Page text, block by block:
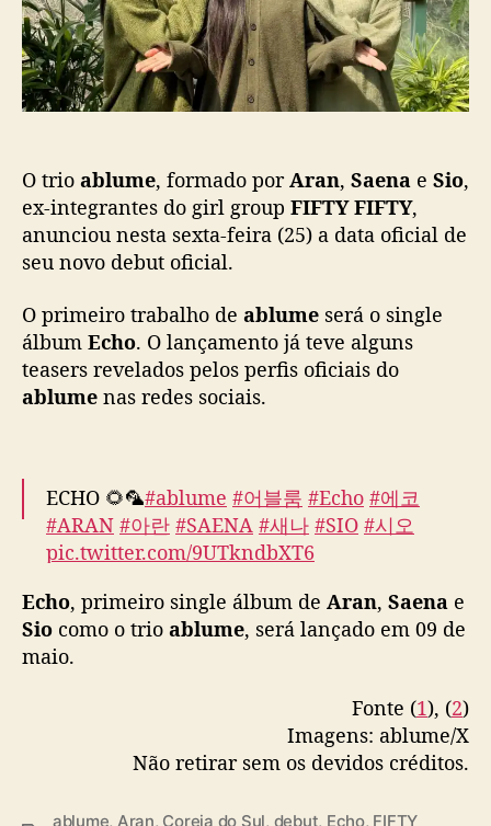
c
a
ç
ã
A
r
a
n
e
n
a
o
(
e
F
T
Y
F
T
n
u
O trio ablume, formado porAran, Saena e Sio,
ex-integrantes do girl group FIFTY FIFTY,
anunciou nesta sexta-feira (25) a data oficial de
seu novo debut oficial.
O primeiro trabalho de ablume será o single
álbum Echo. O lançamento já teve alguns
teasers revelados pelos perfis oficiais do
ablume nas redes sociais.
ECHO 🌻🦜#ablume #어블룸 #Echo #에코
#ARAN #아란 #SAENA #새나 #SIO #시오
pic.twitter.com/9UTkndbXT6
— ablume official (@ablume_official)April
25, 2025
Echo, primeiro single álbum de Aran, Saena e
Sio como o trio ablume, será lançado em 09 de
maio.
Fonte (1), (2)
Imagens: ablume/X
Não retirar sem os devidos créditos.
ablume, Aran, Coreia do Sul, debut, Echo, FIFTY